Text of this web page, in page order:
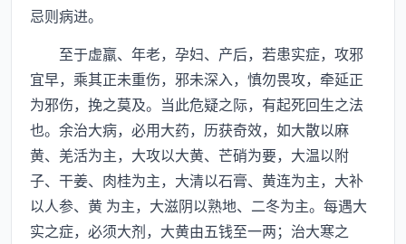
忌则病进。
至于虚羸、年老，孕妇、产后，若患实症，攻邪
宜早，乘其正未重伤，邪未深入，慎勿畏攻，牵延正
为邪伤，挽之莫及。当此危疑之际，有起死回生之法
也。余治大病，必用大药，历获奇效，如大散以麻
黄、羌活为主，大攻以大黄、芒硝为要，大温以附
子、干姜、肉桂为主，大清以石膏、黄连为主，大补
以人参、黄 为主，大滋阴以熟地、二冬为主。每遇大
实之症，必须大剂，大黄由五钱至一两；治大寒之